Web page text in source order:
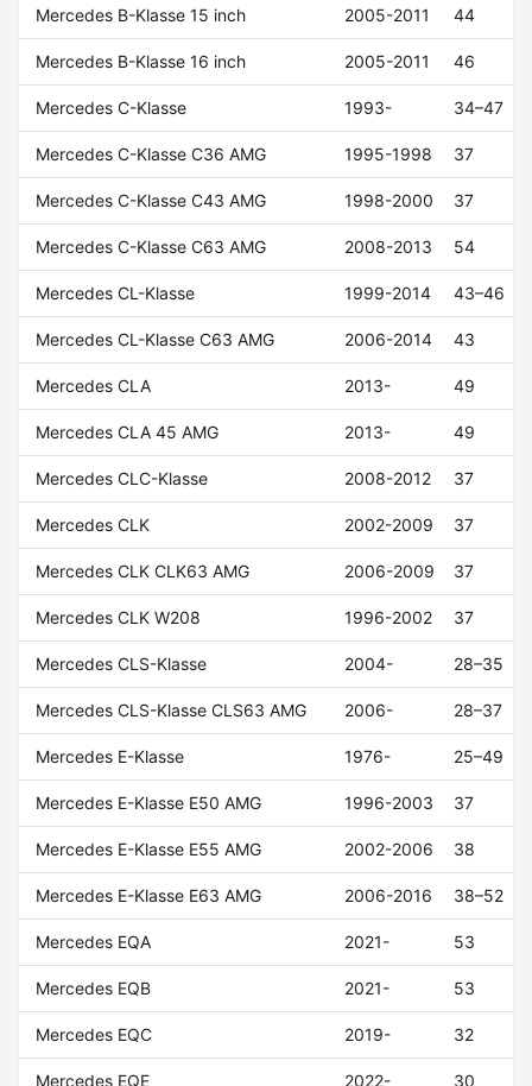
Mercedes B-Klasse 15 inch 2005-2011 44
Mercedes B-Klasse 16 inch 2005-2011 46
Mercedes C-Klasse 1993- 34–47
Mercedes C-Klasse C36 AMG 1995-1998 37
Mercedes C-Klasse C43 AMG 1998-2000 37
Mercedes C-Klasse C63 AMG 2008-2013 54
Mercedes CL-Klasse 1999-2014 43–46
Mercedes CL-Klasse C63 AMG 2006-2014 43
Mercedes CLA 2013- 49
Mercedes CLA 45 AMG 2013- 49
Mercedes CLC-Klasse 2008-2012 37
Mercedes CLK 2002-2009 37
Mercedes CLK CLK63 AMG 2006-2009 37
Mercedes CLK W208 1996-2002 37
Mercedes CLS-Klasse 2004- 28–35
Mercedes CLS-Klasse CLS63 AMG 2006- 28–37
Mercedes E-Klasse 1976- 25–49
Mercedes E-Klasse E50 AMG 1996-2003 37
Mercedes E-Klasse E55 AMG 2002-2006 38
Mercedes E-Klasse E63 AMG 2006-2016 38–52
Mercedes EQA 2021- 53
Mercedes EQB 2021- 53
Mercedes EQC 2019- 32
Mercedes EQE 2022- 30